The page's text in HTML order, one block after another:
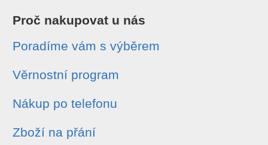
Proč nakupovat u nás
Poradíme vám s výběrem
Věrnostní program
Nákup po telefonu
Zboží na přání